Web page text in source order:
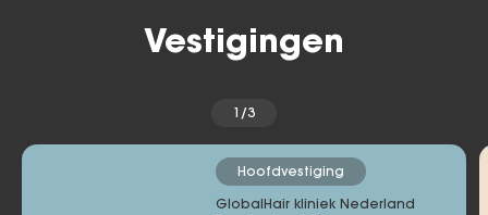
Vestigingen
1/3
Hoofdvestiging
GlobalHair kliniek Nederland